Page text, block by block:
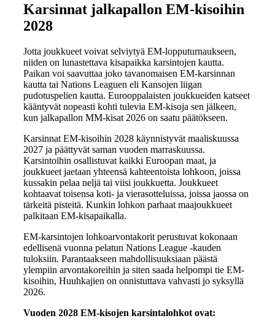
Karsinnat jalkapallon EM-kisoihin
2028
Jotta joukkueet voivat selviytyä EM-lopputurnaukseen,
niiden on lunastettava kisapaikka karsintojen kautta.
Paikan voi saavuttaa joko tavanomaisen EM-karsinnan
kautta tai Nations Leaguen eli Kansojen liigan
pudotuspelien kautta. Eurooppalaisten joukkueiden katseet
kääntyvät nopeasti kohti tulevia EM-kisoja sen jälkeen,
kun jalkapallon MM-kisat 2026 on saatu päätökseen.
Karsinnat EM-kisoihin 2028 käynnistyvät maaliskuussa
2027 ja päättyvät saman vuoden marraskuussa.
Karsintoihin osallistuvat kaikki Euroopan maat, ja
joukkueet jaetaan yhteensä kahteentoista lohkoon, joissa
kussakin pelaa neljä tai viisi joukkuetta. Joukkueet
kohtaavat toisensa koti- ja vierasotteluissa, joissa jaossa on
tärkeitä pisteitä. Kunkin lohkon parhaat maajoukkueet
palkitaan EM-kisapaikalla.
EM-karsintojen lohkoarvontakorit perustuvat kokonaan
edellisenä vuonna pelatun Nations League -kauden
tuloksiin. Parantaakseen mahdollisuuksiaan päästä
ylempiin arvontakoreihin ja siten saada helpompi tie EM-
kisoihin, Huuhkajien on onnistuttava vahvasti jo syksyllä
2026.
Vuoden 2028 EM-kisojen karsintalohkot ovat: